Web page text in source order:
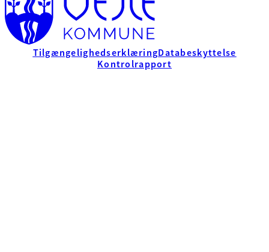
TilgængelighedserklæringDatabeskyttelse
Kontrolrapport